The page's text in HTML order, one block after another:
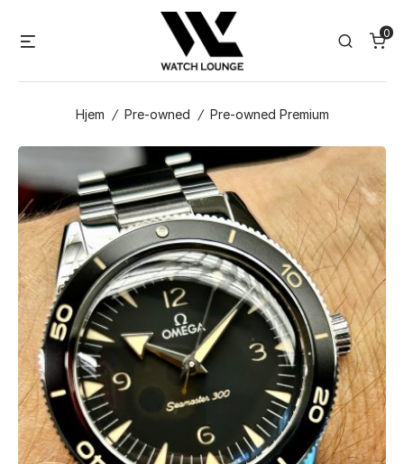
Search
0
Hjem / Pre-owned / Pre-owned Premium